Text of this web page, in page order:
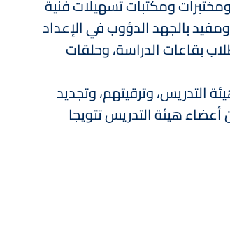
ومكتبات تسهيلات فنية
بالجهد الدؤوب في الإعداد
بقاعات الدراسة، وحلقات
التدريس، وترقيتهم، وتجديد
هيئة التدريس تتويجا